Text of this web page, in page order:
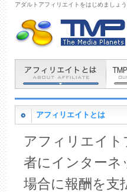
アダルトアフィリエイトをはじめましょ
アフィリエイトとは
アフィリエイ
者にインターネ
場合に報酬を支